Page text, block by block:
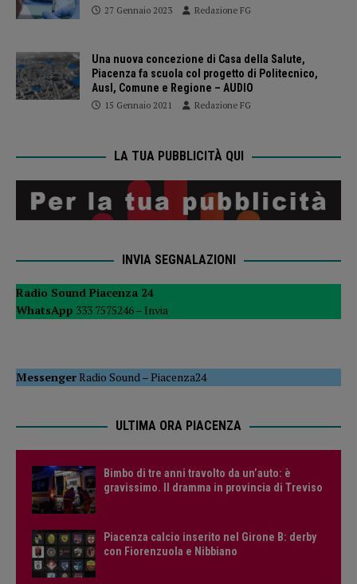
27 Gennaio 2023 Redazione FG
Una nuova concezione di Casa della Salute,
Piacenza fa scuola col progetto di Politecnico,
Ausl, Comune e Regione – AUDIO
15 Gennaio 2021 Redazione FG
LA TUA PUBBLICITÀ QUI
INVIA SEGNALAZIONI
Radio Sound Piacenza 24
WhatsApp 333 7575246 – Invia
MessengerRadio Sound–Piacenza24
ULTIMA ORA PIACENZA
Bimbo di tre anni travolto da un’auto: è
gravissimo. Il dramma in provincia di Treviso
Piacenza calcio inserito nel Girone B: derby
con Fiorenzuola e Nibbiano